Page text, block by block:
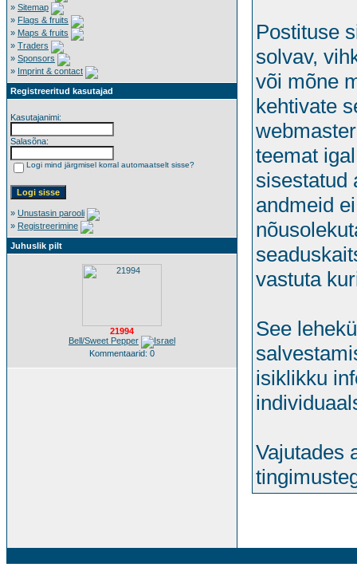
» Sitemap
» Flags & fruits
» Maps & fruits
» Traders
» Sponsors
» Imprint & contact
Registreeritud kasutajad
Kasutajanimi:
Salasõna:
Logi mind järgmisel korral automaatselt sisse?
» Unustasin parooli
» Registreerimine
Juhuslik pilt
21994
Bell/Sweet Pepper
Kommentaarid: 0
Postituse
solvav,
või mõne
kehtivate
teemat
sisestatud
andmeid
vastuta
See
isiklikku
Vajutades